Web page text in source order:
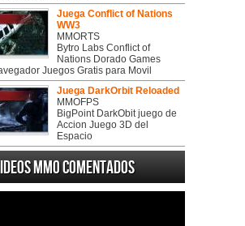
Juega Conflict of Nations
WW3
MMORTS
Bytro Labs Conflict of
Nations Dorado Games
Juegos Gratis para Movil
Juega DarkOrbit Reloaded
MMOFPS
BigPoint DarkObit juego de
Accion Juego 3D del
Espacio
MMO Comentados